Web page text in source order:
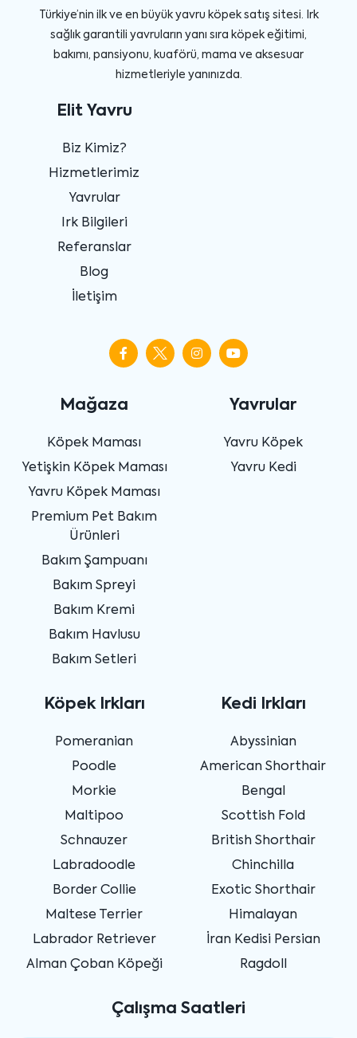
Türkiye’nin ilk ve en büyük yavru köpek satış sitesi. Irk
sağlık garantili yavruların yanı sıra köpek eğitimi,
bakımı, pansiyonu, kuaförü, mama ve aksesuar
hizmetleriyle yanınızda.
Elit Yavru
Biz Kimiz?
Hizmetlerimiz
Yavrular
Irk Bilgileri
Referanslar
Blog
İletişim
Mağaza
Köpek Maması
Yetişkin Köpek Maması
Yavru Köpek Maması
Premium Pet Bakım
Ürünleri
Bakım Şampuanı
Bakım Spreyi
Bakım Kremi
Bakım Havlusu
Bakım Setleri
Yavrular
Yavru Köpek
Yavru Kedi
Köpek Irkları
Pomeranian
Poodle
Morkie
Maltipoo
Schnauzer
Labradoodle
Border Collie
Maltese Terrier
Labrador Retriever
Alman Çoban Köpeği
Kedi Irkları
Abyssinian
American Shorthair
Bengal
Scottish Fold
British Shorthair
Chinchilla
Exotic Shorthair
Himalayan
İran Kedisi Persian
Ragdoll
Çalışma Saatleri